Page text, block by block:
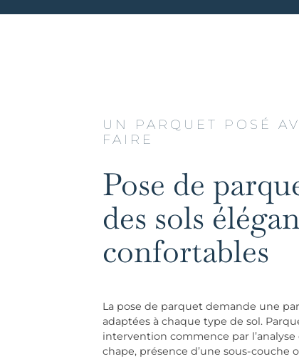
UN PARQUET POSÉ
FAIRE
Pose de
des sols
confortables
La pose de parquet demande une
adaptées à chaque type de sol.
intervention commence par
chape, présence d’une sous-couche